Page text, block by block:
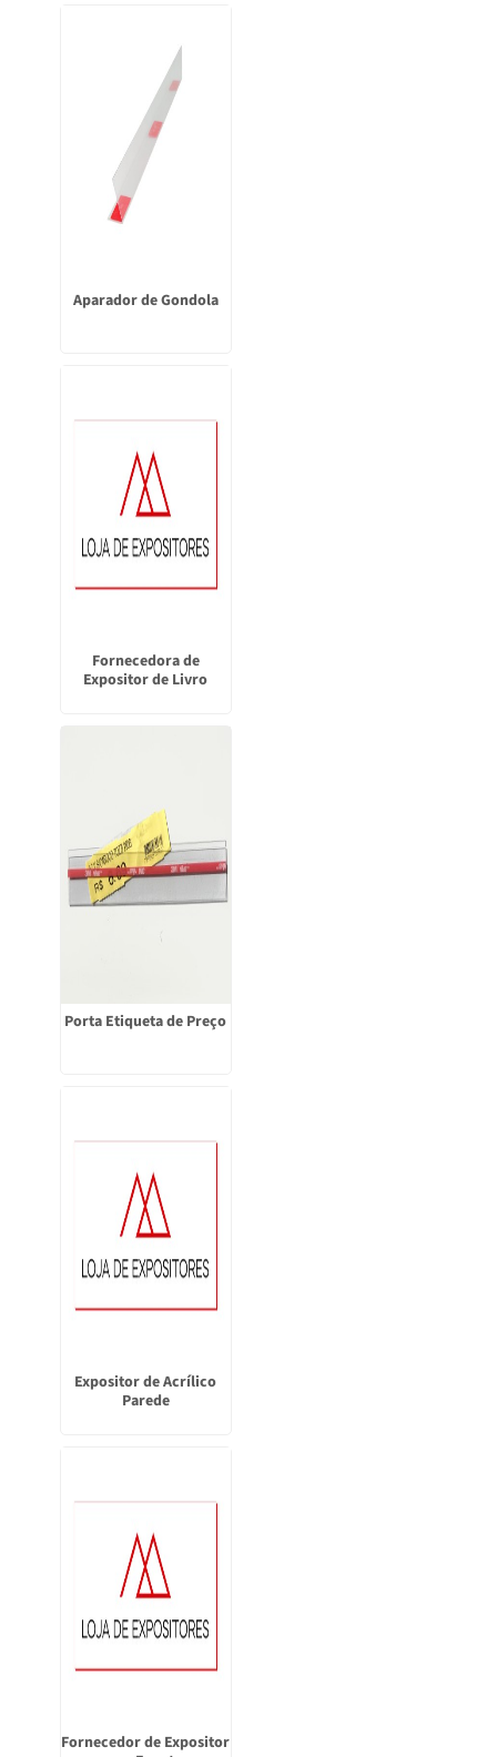
Aparador de Gondola
Fornecedora de
Expositor de Livro
Porta Etiqueta de Preço
Expositor de Acrílico
Parede
Fornecedor de Expositor